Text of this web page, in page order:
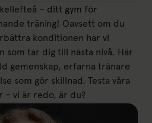
– ditt gym för
träning! Oavsett om du
konditionen har vi
som tar dig till nästa nivå. Här
gemenskap, erfarna tränare
som gör skillnad. Testa våra
– vi är redo, är du?